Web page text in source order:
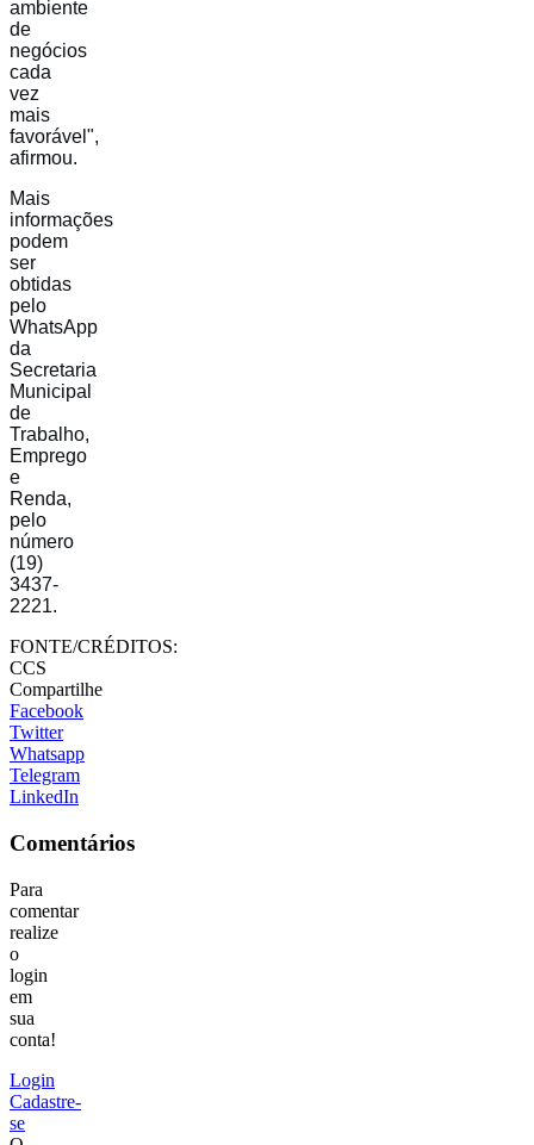
ambiente
de
negócios
cada
vez
mais
favorável",
afirmou.
Mais
informações
podem
ser
obtidas
pelo
WhatsApp
da
Secretaria
Municipal
de
Trabalho,
Emprego
e
Renda,
pelo
número
(19)
3437-
2221.
FONTE/CRÉDITOS:
CCS
Compartilhe
Facebook
Twitter
Whatsapp
Telegram
LinkedIn
Comentários
Para
comentar
realize
o
login
em
sua
conta!
Login
Cadastre-
se